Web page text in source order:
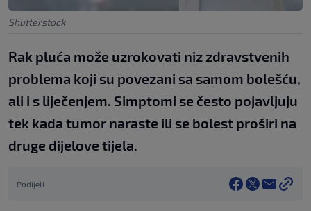
Shutterstock
Rak pluća može uzrokovati niz zdravstvenih
problema koji su povezani sa samom bolešću,
ali i s liječenjem. Simptomi se često pojavljuju
tek kada tumor naraste ili se bolest proširi na
druge dijelove tijela.
Podijeli